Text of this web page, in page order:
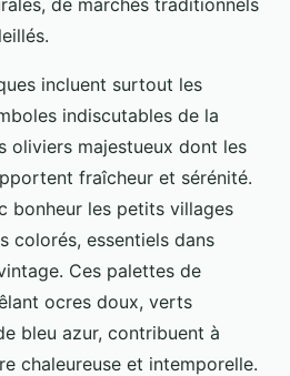
incluent surtout les
indiscutables de la
oliviers majestueux dont les
fraîcheur et sérénité.
bonheur les petits villages
colorés, essentiels dans
Ces palettes de
ocres doux, verts
bleu azur, contribuent à
chaleureuse et intemporelle.